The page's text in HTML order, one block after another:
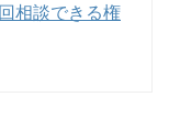
相談できる権